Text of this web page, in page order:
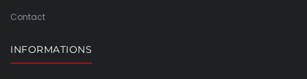
Contact
INFORMATIONS